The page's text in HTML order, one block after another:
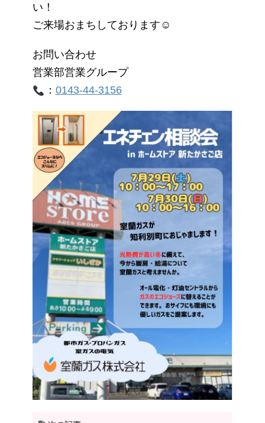
い！
ご来場おまちしております☺
お問い合わせ
営業部営業グループ
： 0143-44-3156